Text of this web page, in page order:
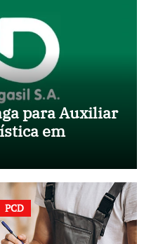
para Auxiliar
em
PCD